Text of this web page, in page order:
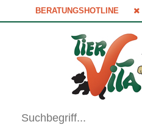
BERATUNGSHOTLINE